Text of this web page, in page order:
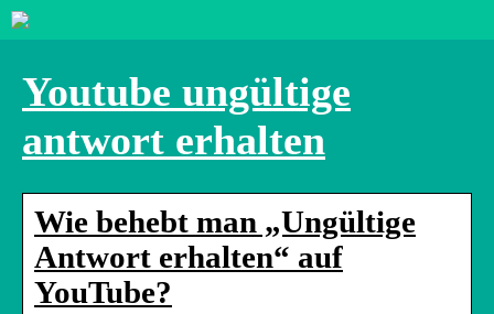
Youtube ungültige
antwort erhalten
Wie behebt man „Ungültige
Antwort erhalten“ auf
YouTube?